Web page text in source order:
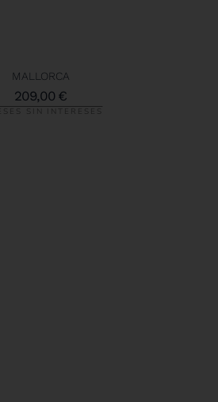
MALLORCA
209,00 €
SIN INTERESES